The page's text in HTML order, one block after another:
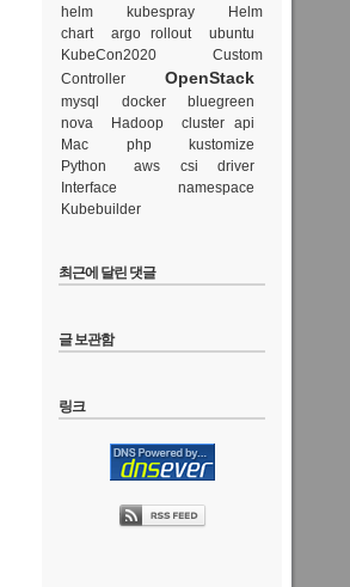
cluster
>
helm
kubespray
Helm
chart
argo rollout
ubuntu
KubeCon2020
Custom
Controller
OpenStack
mysql docker
bluegreen
nova
Hadoop
cluster api
Mac
php
kustomize
Python
aws csi driver
Interface
namespace
Kubebuilder
최근에 달린 댓글
글 보관함
링크